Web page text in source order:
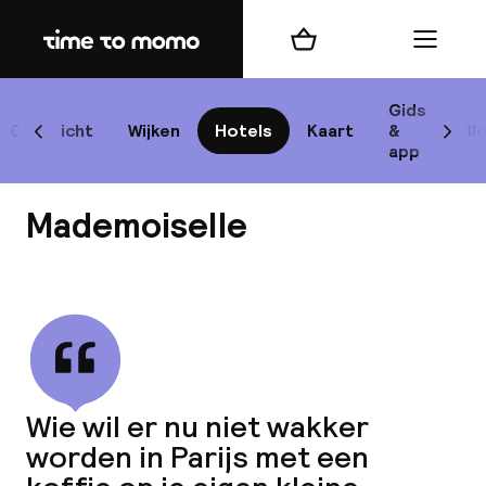
Home
Overzicht Wijken Hotels Kaart
Gids
&
app
Scroll naar links
Winkelmand Menu
Mademoiselle
Wie wil er nu niet wakker
worden in Parijs met een